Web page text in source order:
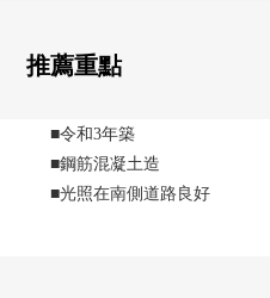
推薦重點
■令和3年築
■鋼筋混凝土造
■光照在南側道路良好